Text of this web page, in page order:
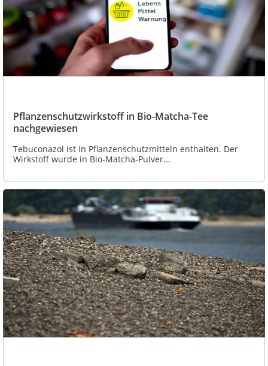
Pflanzenschutzwirkstoff in Bio-Matcha-Tee
nachgewiesen
Tebuconazol ist in Pflanzenschutzmitteln enthalten. Der
Wirkstoff wurde in Bio-Matcha-Pulver...